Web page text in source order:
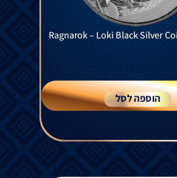
Ragnarok – Loki Black Silver
הוספה לסל